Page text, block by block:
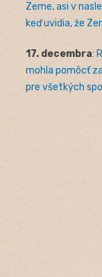
Zeme, asi v
keď uvidia, že
17. decembra:
mohla pomôcť
pre všetkých